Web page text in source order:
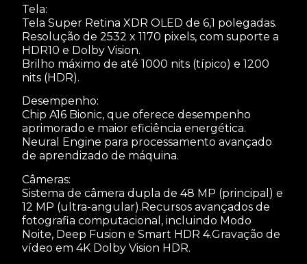
Tela:
Tela Super Retina XDR OLED de 6,1 polegadas.
Resolução de 2532 x 1170 pixels, com suporte a
HDR10 e Dolby Vision.
Brilho máximo de até 1000 nits (típico) e 1200
nits (HDR).
Desempenho:
Chip A16 Bionic, que oferece desempenho
aprimorado e maior eficiência energética.
Neural Engine para processamento avançado
de aprendizado de máquina.
Câmeras:
Sistema de câmera dupla de 48 MP (principal) e
12 MP (ultra-angular).Recursos avançados de
fotografia computacional, incluindo Modo
Noite, Deep Fusion e Smart HDR 4.Gravação de
vídeo em 4K Dolby Vision HDR.